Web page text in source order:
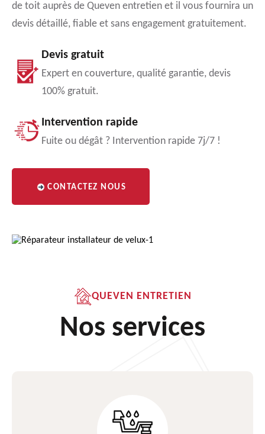
de toit auprès de Queven entretien et il vous fournira un
devis détaillé, fiable et sans engagement gratuitement.
Devis gratuit
Expert en couverture, qualité garantie, devis
100% gratuit.
Intervention rapide
Fuite ou dégât ? Intervention rapide 7j/7 !
CONTACTEZ NOUS
QUEVEN ENTRETIEN
Nos services